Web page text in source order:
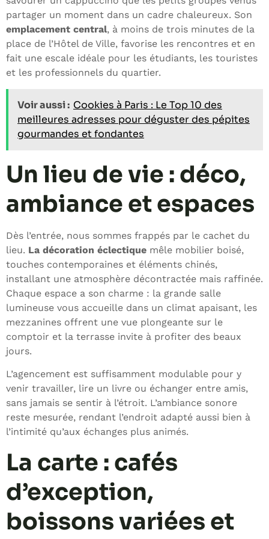
partager un moment dans un cadre chaleureux. Son
emplacement central, à moins de trois minutes de la
place de l’Hôtel de Ville, favorise les rencontres et en
fait une escale idéale pour les étudiants, les touristes
et les professionnels du quartier.
Voir aussi : Cookies à Paris : Le Top 10 des
meilleures adresses pour déguster des pépites
gourmandes et fondantes
Un lieu de vie : déco,
ambiance et espaces
Dès l’entrée, nous sommes frappés par le cachet du
lieu. La décoration éclectique mêle mobilier boisé,
touches contemporaines et éléments chinés,
installant une atmosphère décontractée mais raffinée.
Chaque espace a son charme : la grande salle
lumineuse vous accueille dans un climat apaisant, les
mezzanines offrent une vue plongeante sur le
comptoir et la terrasse invite à profiter des beaux
jours.
L’agencement est suffisamment modulable pour y
venir travailler, lire un livre ou échanger entre amis,
sans jamais se sentir à l’étroit. L’ambiance sonore
reste mesurée, rendant l’endroit adapté aussi bien à
l’intimité qu’aux échanges plus animés.
La carte : cafés
d’exception,
boissons variées et